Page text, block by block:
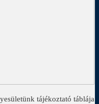
tájékoztató táblája